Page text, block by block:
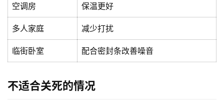
空调房 保温更好
多人家庭 减少打扰
临街卧室 配合密封条改善噪音
不适合关死的情况